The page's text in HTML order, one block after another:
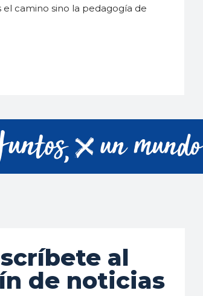
el camino sino la pedagogía de
al
de noticias